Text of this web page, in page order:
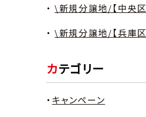
\新規分譲地/【中央区
\新規分譲地/【兵庫区
カテゴリー
キャンペーン